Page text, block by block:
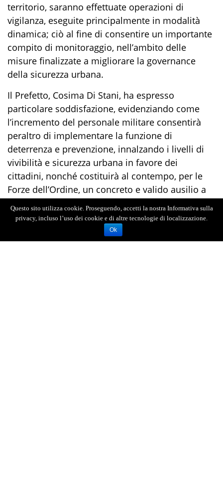
territorio, saranno effettuate operazioni di
vigilanza, eseguite principalmente in modalità
dinamica; ciò al fine di consentire un importante
compito di monitoraggio, nell’ambito delle
misure finalizzate a migliorare la governance
della sicurezza urbana.
Il Prefetto, Cosima Di Stani, ha espresso
particolare soddisfazione, evidenziando come
l’incremento del personale militare consentirà
peraltro di implementare la funzione di
deterrenza e prevenzione, innalzando i livelli di
vivibilità e sicurezza urbana in favore dei
cittadini, nonché costituirà al contempo, per le
Forze dell’Ordine, un concreto e valido ausilio a
supporto delle attività di competenza.
Questo sito utilizza cookie. Proseguendo, accetti la nostra Informativa sulla
privacy, incluso l’uso dei cookie e di altre tecnologie di localizzazione.
Ok